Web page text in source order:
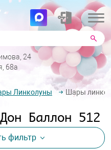
24
68а
Линколуны Шары
Баллон 512
фильтр